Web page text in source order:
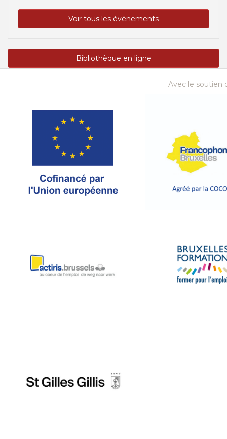
Voir tous les événements
Bibliothèque en ligne
Avec le soutien